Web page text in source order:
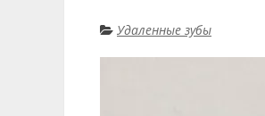
Удаленные зубы